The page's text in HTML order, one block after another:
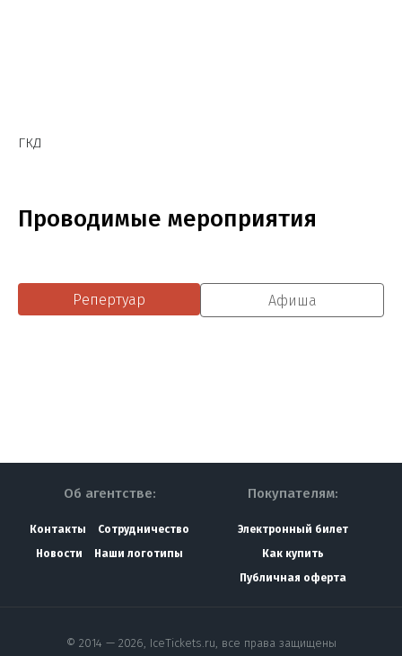
ГКД
Проводимые мероприятия
Репертуар Афиша
Об агентстве:
Контакты
Сотрудничество
Новости
Наши логотипы
Покупателям:
Электронный билет
Как купить
Публичная оферта
© 2014 — 2026, IceTickets.ru, все права защищены